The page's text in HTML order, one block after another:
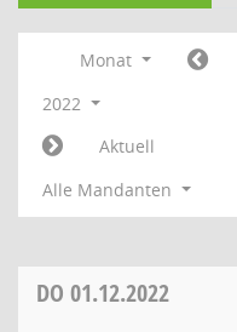
Monat
2022
Aktuell
Alle Mandanten
DO 01.12.2022